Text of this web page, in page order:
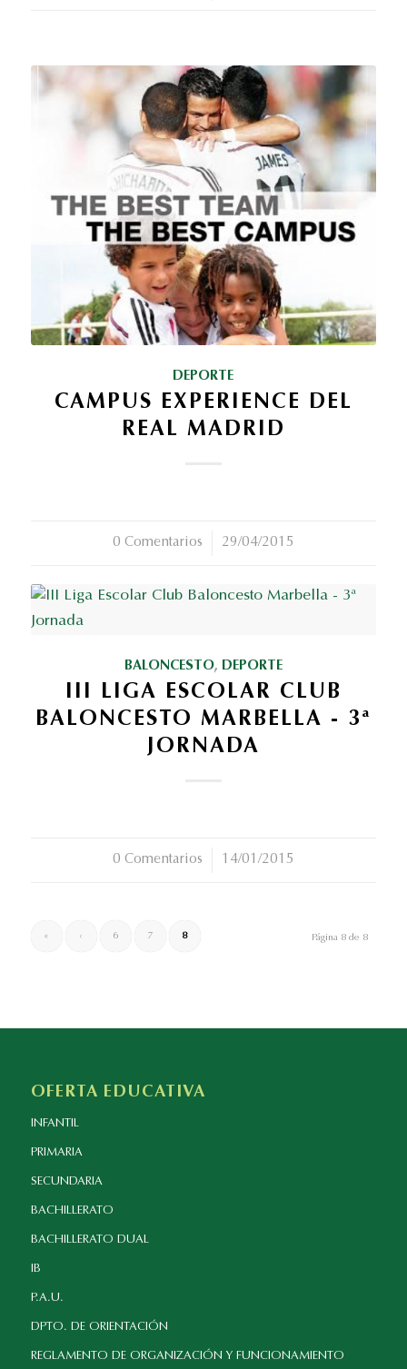
DEPORTE
CAMPUS EXPERIENCE DEL
REAL MADRID
0 Comentarios
/ 29/04/2015
BALONCESTO, DEPORTE
III LIGA ESCOLAR CLUB
BALONCESTO MARBELLA - 3ª
JORNADA
0 Comentarios
/ 14/01/2015
Página 8 de 8
« ‹ 6 7 8
OFERTA EDUCATIVA
INFANTIL
PRIMARIA
SECUNDARIA
BACHILLERATO
BACHILLERATO DUAL
IB
P.A.U.
DPTO. DE ORIENTACIÓN
REGLAMENTO DE ORGANIZACIÓN Y FUNCIONAMIENTO